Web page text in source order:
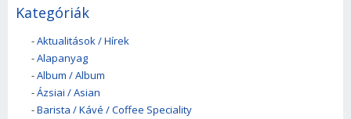
Kategóriák
-Aktualitások / Hírek
-Alapanyag
-Album / Album
-Ázsiai / Asian
-Barista / Kávé / Coffee Speciality